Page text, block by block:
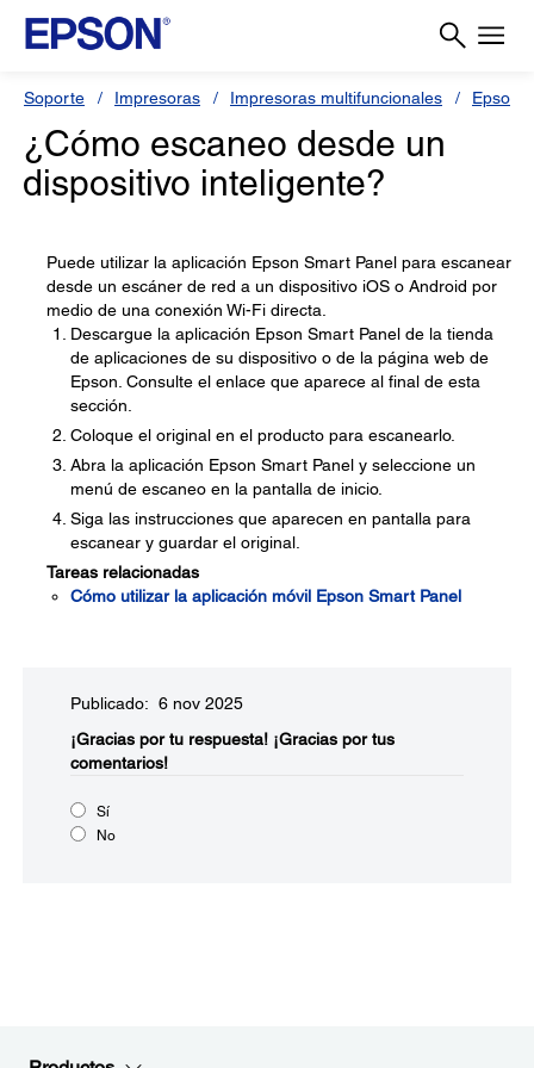
Soporte Impresoras Impresoras multifuncionales Epson L
¿Cómo escaneo desde un
dispositivo inteligente?
Puede utilizar la aplicación Epson Smart Panel para escanear
desde un escáner de red a un dispositivo iOS o Android por
medio de una conexión Wi-Fi directa.
Descargue la aplicación Epson Smart Panel de la tienda
de aplicaciones de su dispositivo o de la página web de
Epson. Consulte el enlace que aparece al final de esta
sección.
Coloque el original en el producto para escanearlo.
Abra la aplicación Epson Smart Panel y seleccione un
menú de escaneo en la pantalla de inicio.
Siga las instrucciones que aparecen en pantalla para
escanear y guardar el original.
Tareas relacionadas
Cómo utilizar la aplicación móvil Epson Smart Panel
Publicado: 6 nov 2025
¡Gracias por tu respuesta! ¡Gracias por tus
comentarios!
Sí
No